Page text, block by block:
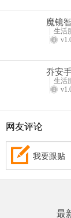
魔镜
生活
乔安
生活
网友评论
我要跟贴
最